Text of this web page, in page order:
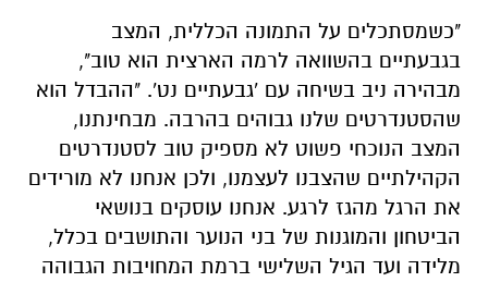
"כשמסתכלים על התמונה הכללית, המצב
בגבעתיים בהשוואה לרמה הארצית הוא טוב",
מבהירה ניב בשיחה עם 'גבעתיים נט'. "ההבדל הוא
שהסטנדרטים שלנו גבוהים בהרבה. מבחינתנו,
המצב הנוכחי פשוט לא מספיק טוב לסטנדרטים
הקהילתיים שהצבנו לעצמנו, ולכן אנחנו לא מורידים
את הרגל מהגז לרגע. אנחנו עוסקים בנושאי
הביטחון והמוגנות של בני הנוער והתושבים בכלל,
מלידה ועד הגיל השלישי ברמת המחויבות הגבוהה